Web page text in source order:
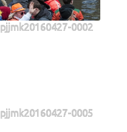
pjjmk20160427-0002
pjjmk20160427-0005